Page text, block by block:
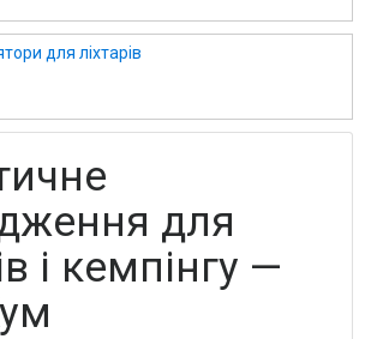
для ліхтарів
для
і кемпінгу —